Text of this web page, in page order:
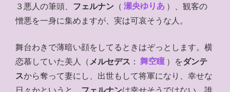
３悪人の筆頭、 フェルナン （ 瀬央ゆりあ ）、観客の
憎悪を一身に集めますが、実は可哀そうな人。
舞台わきで薄暗い顔をしてるときはぞっとします。横
恋慕していた美人（ メルセデス ： 舞空瞳 ）をダンテ
スから奪って妻にし、出世もして将軍になり、幸せな
日々かというと、 フェルナンは幸せそうではない。誰